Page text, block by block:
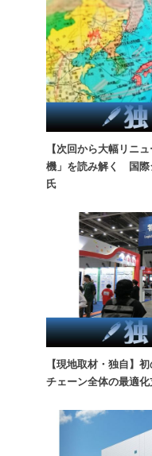
【次回から大幅リニ
機」を読み解く 国際
氏
【現地取材・独自】
チェーン全体の最適